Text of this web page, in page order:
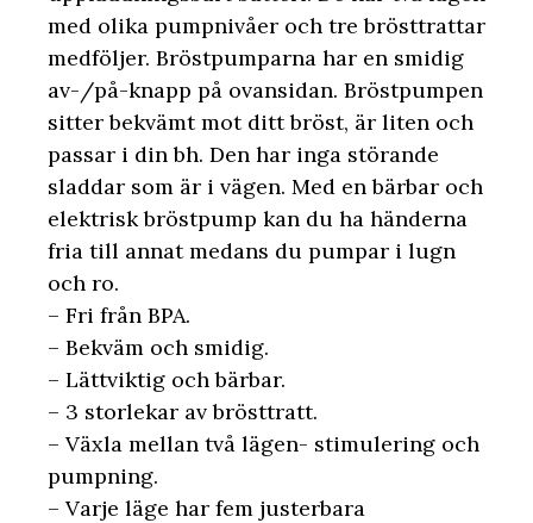
med olika pumpnivåer och tre brösttrattar
medföljer. Bröstpumparna har en smidig
av-/på-knapp på ovansidan. Bröstpumpen
sitter bekvämt mot ditt bröst, är liten och
passar i din bh. Den har inga störande
sladdar som är i vägen. Med en bärbar och
elektrisk bröstpump kan du ha händerna
fria till annat medans du pumpar i lugn
och ro.
– Fri från BPA.
– Bekväm och smidig.
– Lättviktig och bärbar.
– 3 storlekar av brösttratt.
– Växla mellan två lägen- stimulering och
pumpning.
– Varje läge har fem justerbara